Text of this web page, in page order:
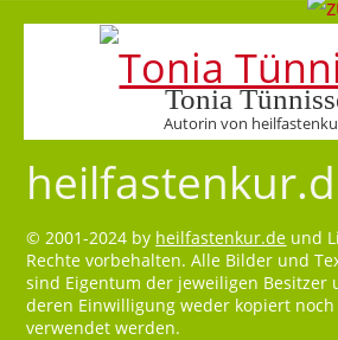
Tonia
Autorin von
© 2001-2024 by heilfastenkur.de und
Rechte vorbehalten. Alle Bilder und
sind Eigentum der jeweiligen Besitzer
deren Einwilligung weder kopiert
verwendet werden.